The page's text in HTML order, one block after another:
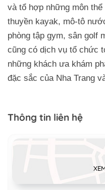
và tổ hợp những môn
thuyền kayak, mô-tô
phòng tập gym, sân golf
cũng có dịch vụ tổ chức
những khách ưa khám
đặc sắc của Nha Trang
Thông tin liên hệ